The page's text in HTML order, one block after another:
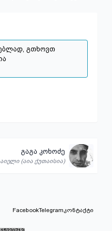
გაგა კოხოძე
აიელი (აია ქუთაისია)
FacebookTelegramკონტაქტი